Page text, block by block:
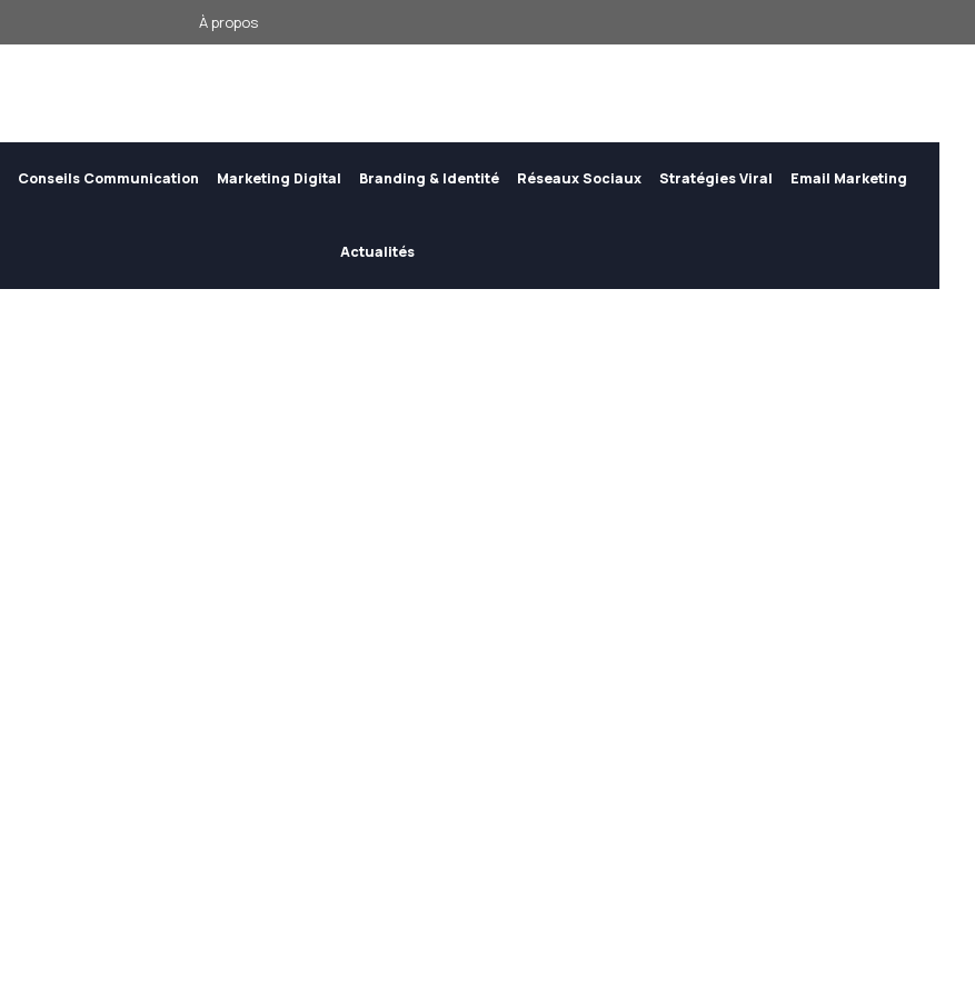
À propos
Conseils Communication Marketing Digital Branding & Identité Réseaux Sociaux Stratégies Viral Email Marketing
Actualités